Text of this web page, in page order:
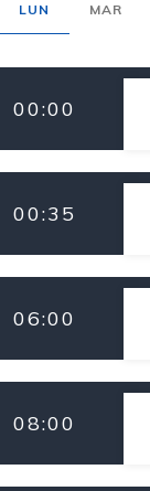
LUN MAR
00:00
00:35
06:00
08:00